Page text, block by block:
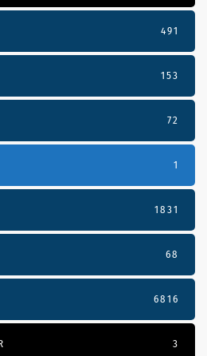
491
153
72
1
1831
68
6816
3